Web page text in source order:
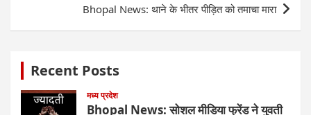
Bhopal News: थाने के भीतर पीड़ित को तमाचा मारा
Recent Posts
मध्य प्रदेश
Bhopal News: सोशल मीडिया फ्रेंड ने युवती